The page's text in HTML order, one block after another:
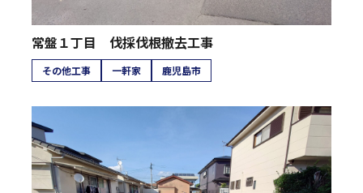
常盤１丁目 伐採伐根撤去工事
その他工事 一軒家 鹿児島市